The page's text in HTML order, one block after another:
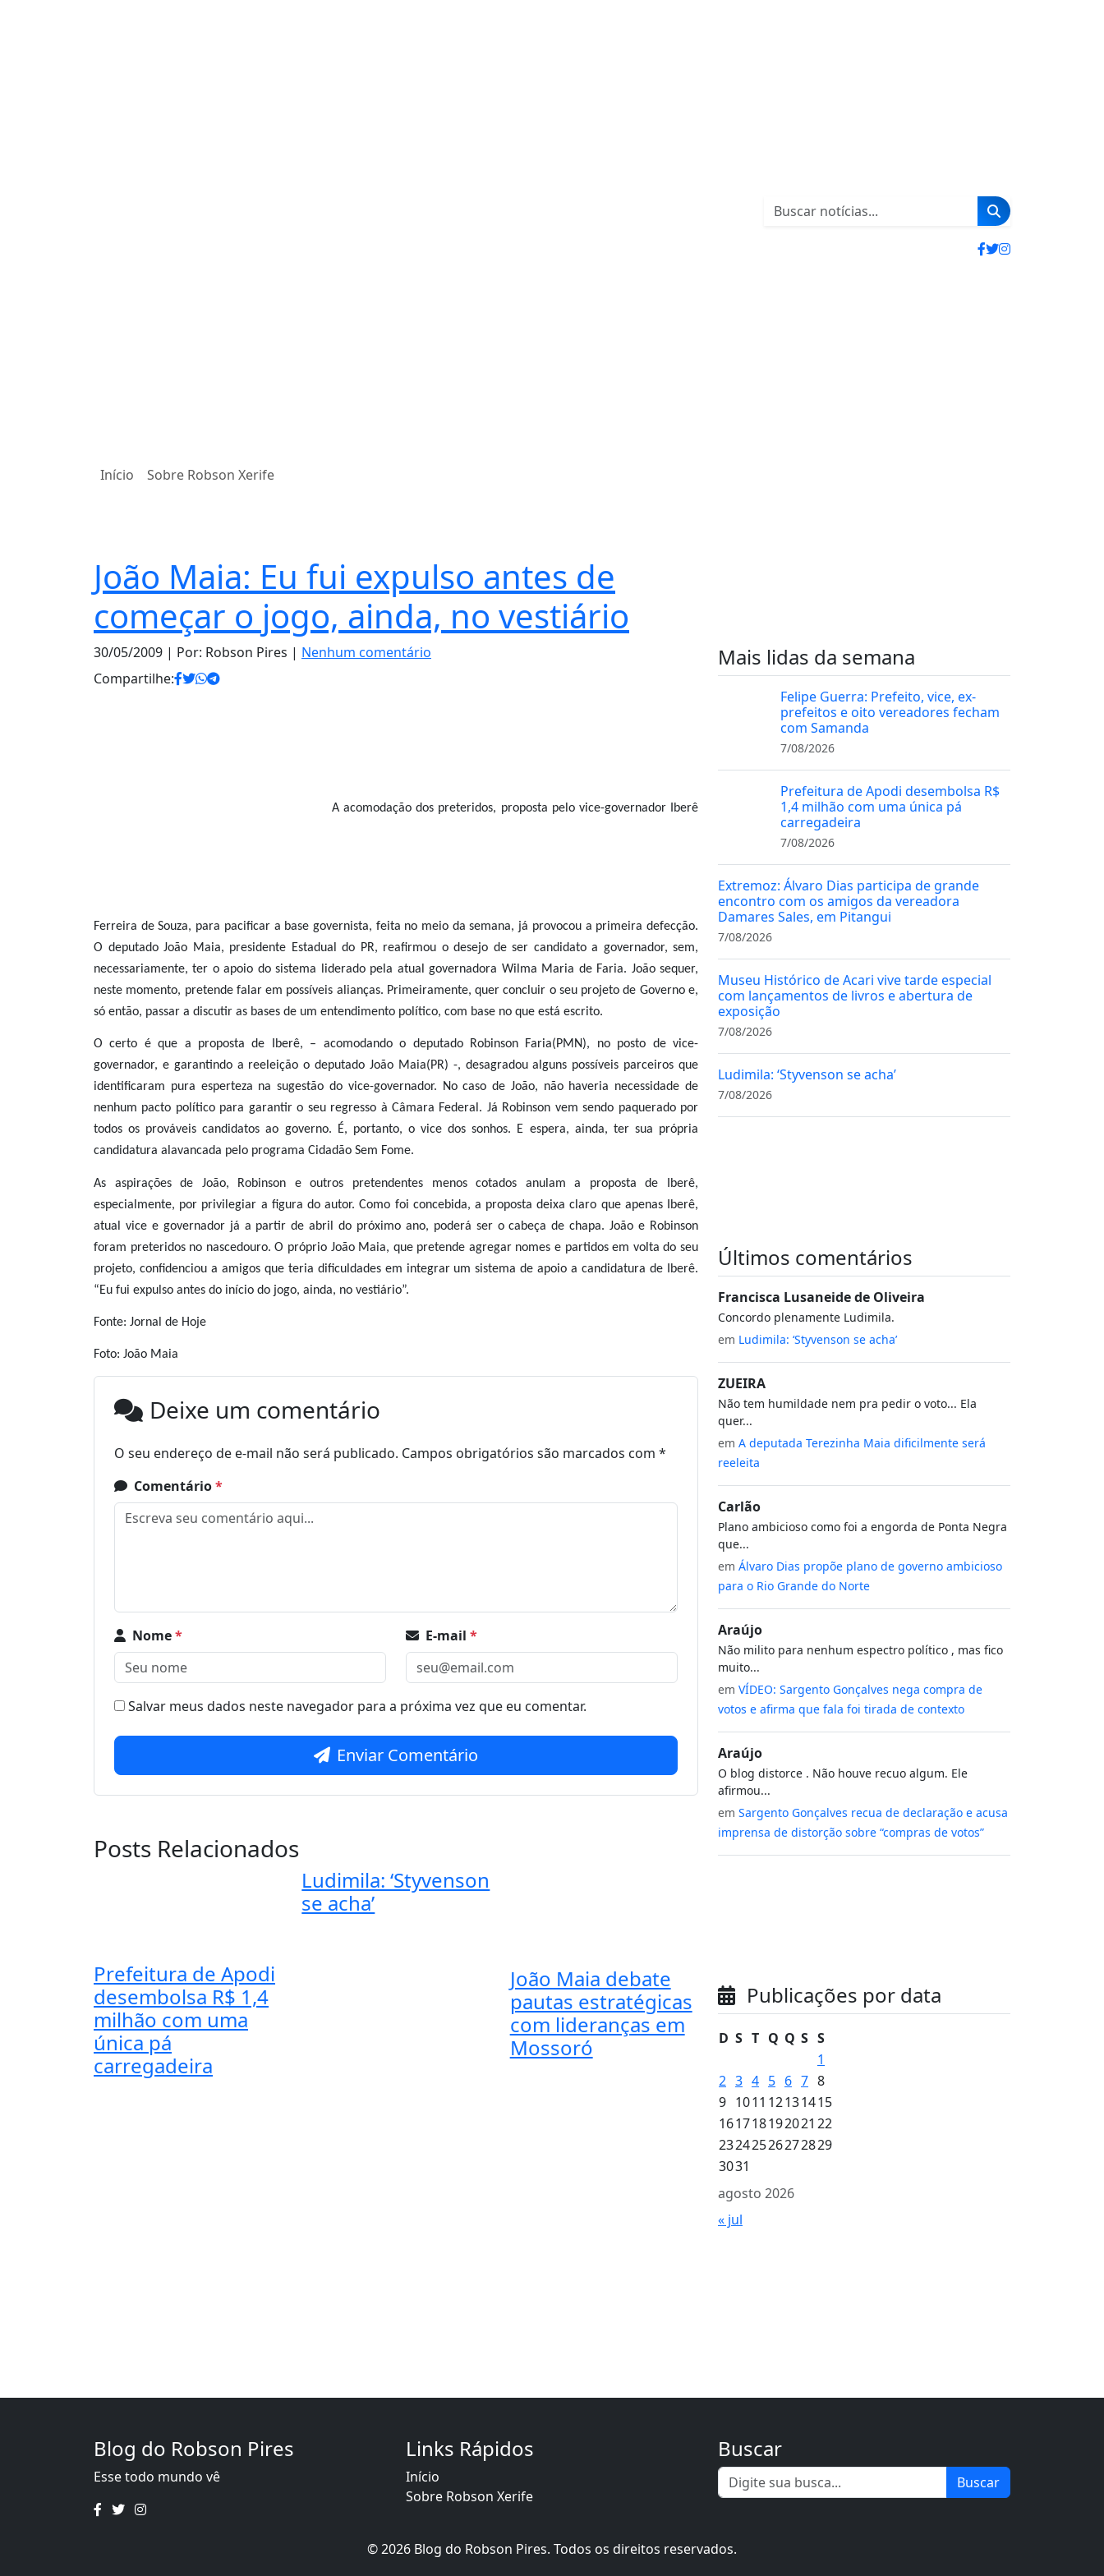
Início Sobre Robson Xerife
João Maia: Eu fui expulso antes de
começar o jogo, ainda, no vestiário
30/05/2009 | Por: Robson Pires | Nenhum comentário
Compartilhe:
A acomodação dos preteridos, proposta pelo vice-governador Iberê
Ferreira de Souza, para pacificar a base governista, feita no meio da semana, já provocou a primeira defecção.
O deputado João Maia, presidente Estadual do PR, reafirmou o desejo de ser candidato a governador, sem,
necessariamente, ter o apoio do sistema liderado pela atual governadora Wilma Maria de Faria. João sequer,
neste momento, pretende falar em possíveis alianças. Primeiramente, quer concluir o seu projeto de Governo e,
só então, passar a discutir as bases de um entendimento político, com base no que está escrito.
O certo é que a proposta de Iberê, – acomodando o deputado Robinson Faria(PMN), no posto de vice-
governador, e garantindo a reeleição o deputado João Maia(PR) -, desagradou alguns possíveis parceiros que
identificaram pura esperteza na sugestão do vice-governador. No caso de João, não haveria necessidade de
nenhum pacto político para garantir o seu regresso à Câmara Federal. Já Robinson vem sendo paquerado por
todos os prováveis candidatos ao governo. É, portanto, o vice dos sonhos. E espera, ainda, ter sua própria
candidatura alavancada pelo programa Cidadão Sem Fome.
As aspirações de João, Robinson e outros pretendentes menos cotados anulam a proposta de Iberê,
especialmente, por privilegiar a figura do autor. Como foi concebida, a proposta deixa claro que apenas Iberê,
atual vice e governador já a partir de abril do próximo ano, poderá ser o cabeça de chapa. João e Robinson
foram preteridos no nascedouro. O próprio João Maia, que pretende agregar nomes e partidos em volta do seu
projeto, confidenciou a amigos que teria dificuldades em integrar um sistema de apoio a candidatura de Iberê.
“Eu fui expulso antes do início do jogo, ainda, no vestiário”.
Fonte: Jornal de Hoje
Foto: João Maia
Deixe um comentário
O seu endereço de e-mail não será publicado. Campos obrigatórios são marcados com *
Comentário*
Nome* E-mail *
Salvar meus dados neste navegador para a próxima vez que eu comentar.
Enviar Comentário
Posts Relacionados
Prefeitura de Apodi
desembolsa R$ 1,4
milhão com uma
única pá
carregadeira
Ludimila: ‘Styvenson
se acha’
João Maia debate
pautas estratégicas
com lideranças em
Mossoró
Mais lidas da semana
Felipe Guerra: Prefeito, vice, ex-
prefeitos e oito vereadores fecham
com Samanda
7/08/2026
Prefeitura de Apodi desembolsa R$
1,4 milhão com uma única pá
carregadeira
7/08/2026
Extremoz: Álvaro Dias participa de grande
encontro com os amigos da vereadora
Damares Sales, em Pitangui
7/08/2026
Museu Histórico de Acari vive tarde especial
com lançamentos de livros e abertura de
exposição
7/08/2026
Ludimila: ‘Styvenson se acha’
7/08/2026
Últimos comentários
Francisca Lusaneide de Oliveira
Concordo plenamente Ludimila.
em Ludimila: ‘Styvenson se acha’
ZUEIRA
Não tem humildade nem pra pedir o voto... Ela
quer...
em A deputada Terezinha Maia dificilmente será
reeleita
Carlão
Plano ambicioso como foi a engorda de Ponta Negra
que...
em Álvaro Dias propõe plano de governo ambicioso
para o Rio Grande do Norte
Araújo
Não milito para nenhum espectro político , mas fico
muito...
em VÍDEO: Sargento Gonçalves nega compra de
votos e afirma que fala foi tirada de contexto
Araújo
O blog distorce . Não houve recuo algum. Ele
afirmou...
em Sargento Gonçalves recua de declaração e acusa
imprensa de distorção sobre “compras de votos”
Publicações por data
agosto 2026
D S T Q Q S S
1
2 3 4 5 6 7 8
9 1011 12131415
161718192021 22
23242526272829
3031
« jul
Blog do Robson Pires
Esse todo mundo vê
Links Rápidos
Início
Sobre Robson Xerife
Buscar
Buscar
© 2026 Blog do Robson Pires. Todos os direitos reservados.